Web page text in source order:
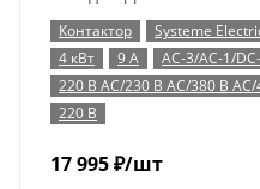
Контактор Systeme
4 кВт
9 А AC-3/AC-1/
220 В AC/230 В AC/380 В
220 В
17 995₽/шт